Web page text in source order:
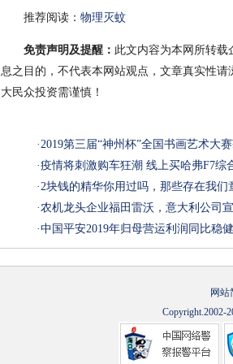
推荐阅读： 物理灭蚊
免责声明及提醒： 此文内容为本网所转
息之目的，不代表本网站观点，文章真实性
大民众投资需谨慎！
·2019第三届“神州杯”全国书画艺术大
·疫情将刺激购车狂潮 线上买哈弗F7综
·2块钱的精华你用过吗，那些存在我们
·农机龙头企业福田雷沃，意大利公司
·中国平安2019年归母营运利润同比稳
网站
Copyright.2002-